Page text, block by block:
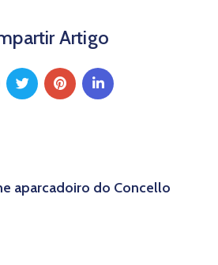
Artigo
aparcadoiro do Concello